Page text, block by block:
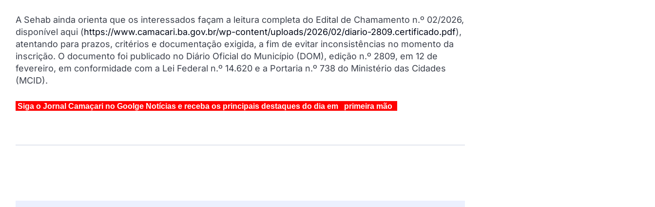
A Sehab ainda orienta que os interessados façam a leitura completa do Edital de Chamamento n.º 02/2026,
disponível aqui (https://www.camacari.ba.gov.br/wp-content/uploads/2026/02/diario-2809.certificado.pdf),
atentando para prazos, critérios e documentação exigida, a fim de evitar inconsistências no momento da
inscrição. O documento foi publicado no Diário Oficial do Município (DOM), edição n.º 2809, em 12 de
fevereiro, em conformidade com a Lei Federal n.º 14.620 e a Portaria n.º 738 do Ministério das Cidades
(MCID).
Siga o Jornal Camaçari no Goolge Notícias e receba os principais destaques do dia em primeira mão